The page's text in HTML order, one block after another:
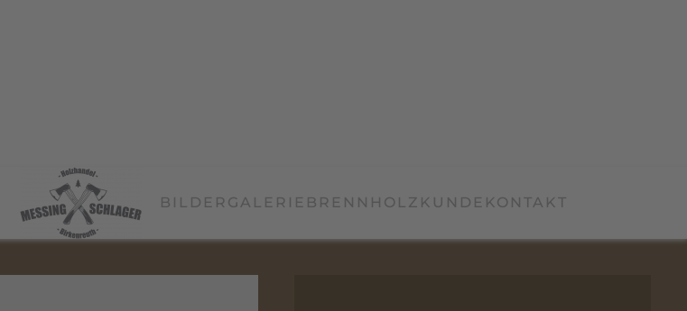
BILDERGALERIE BRENNHOLZKUNDE KONTAKT